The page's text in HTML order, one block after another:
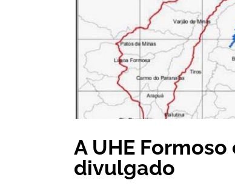
A UHE
divulgado